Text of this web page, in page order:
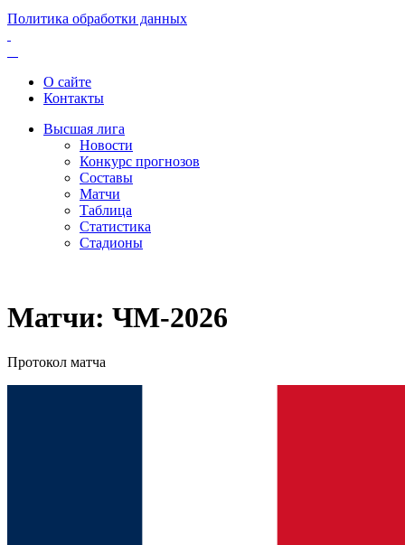
Политика обработки данных
О сайте
Контакты
Высшая лига
Новости
Конкурс прогнозов
Составы
Матчи
Таблица
Статистика
Стадионы
Матчи: ЧМ-2026
Протокол матча